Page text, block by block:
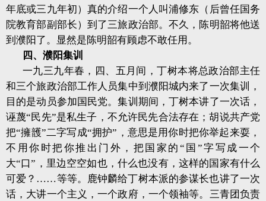
年底或三九年初）真的介绍一个人叫浦修东（后曾任国务
院教育部副部长）到了三旅政治部。不久，陈明韶将他送
到濮阳了。显然是陈明韶有顾虑不敢任用。
四、濮阳集训
一九三九年春，四、五月间，丁树本将总政治部主任
和三个旅政治部工作人员集中到濮阳城内来了一次集训，
目的是动员参加国民党。集训期间，丁树本讲了一次话，
诬蔑“民先”是私生子，不允许民先合法存在；胡说共产党
把“擁頀”二字写成“拥护”，意思是用你时把你举起来耍，
不用你时把你推出门外，把国家的“国”字写成一个
大“口”，里边空空如也，什么也没有，这样的国家有什么
可爱？……等等。鹿钟麟给丁树本派的参谋长也讲了一次
话，大讲一个主义，一个政府，一个领袖等。三青团负责